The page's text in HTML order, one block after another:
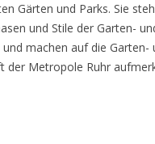
Gärten und Parks. Sie
und Stile der Garten-
machen auf die Garten-
der Metropole Ruhr